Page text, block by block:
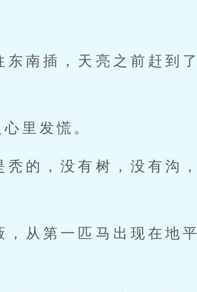
南插，天亮之前赶到了
里发慌。
的，没有树，没有沟，
从第一匹马出现在地平